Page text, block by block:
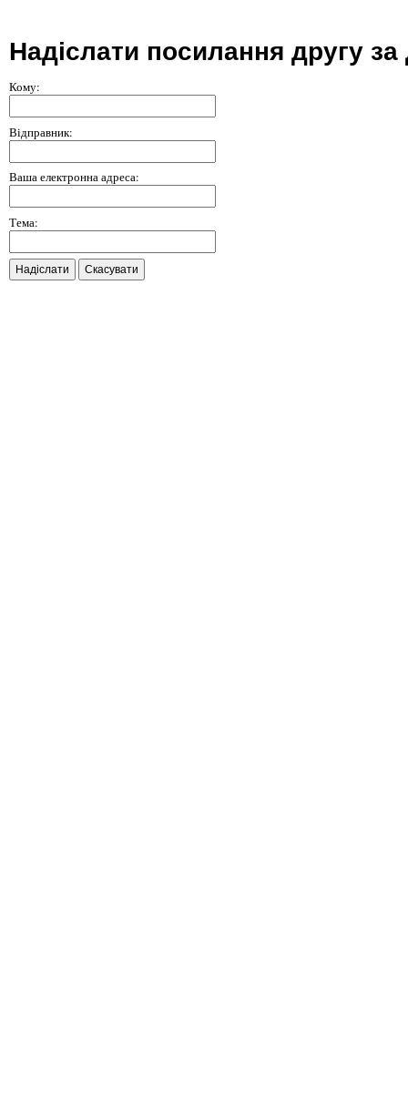
Надіслати посилання другу
Кому:
Відправник:
Ваша електронна адреса:
Тема:
Надіслати Скасувати